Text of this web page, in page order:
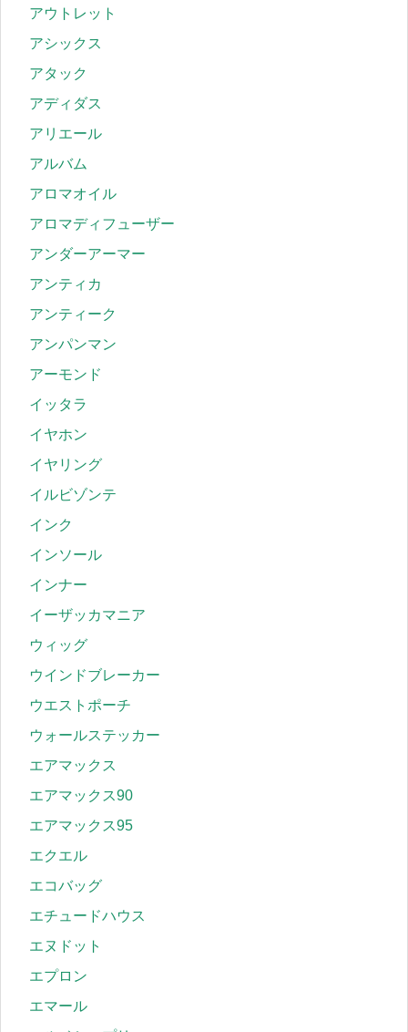
アウトレット
アシックス
アタック
アディダス
アリエール
アルバム
アロマオイル
アロマディフューザー
アンダーアーマー
アンティカ
アンティーク
アンパンマン
アーモンド
イッタラ
イヤホン
イヤリング
イルビゾンテ
インク
インソール
インナー
イーザッカマニア
ウィッグ
ウインドブレーカー
ウエストポーチ
ウォールステッカー
エアマックス
エアマックス90
エアマックス95
エクエル
エコバッグ
エチュードハウス
エヌドット
エプロン
エマール